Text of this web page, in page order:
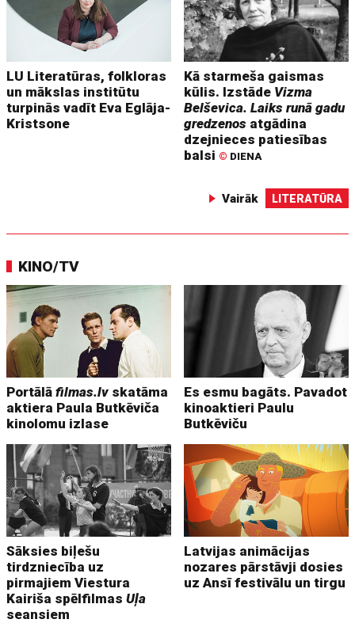
LU Literatūras, folkloras
un mākslas institūtu
turpinās vadīt Eva Eglāja-
Kristsone
Kā starmeša gaismas
kūlis. Izstāde Vizma
Belševica. Laiks runā gadu
gredzenos atgādina
dzejnieces patiesības
balsi © DIENA
Vairāk LITERATŪRA
KINO/TV
Portālāfilmas.lv skatāma
aktiera Paula Butkēviča
kinolomu izlase
Es esmu bagāts. Pavadot
kinoaktieri Paulu
Butkēviču
Sāksies biļešu
tirdzniecība uz
pirmajiem Viestura
Kairiša spēlfilmasUļa
seansiem
Latvijas animācijas
nozares pārstāvji dosies
uz Ansī festivālu un tirgu